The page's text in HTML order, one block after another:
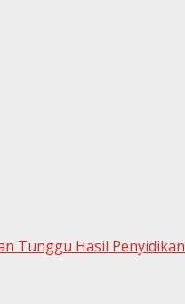
Tunggu Hasil Penyidikan